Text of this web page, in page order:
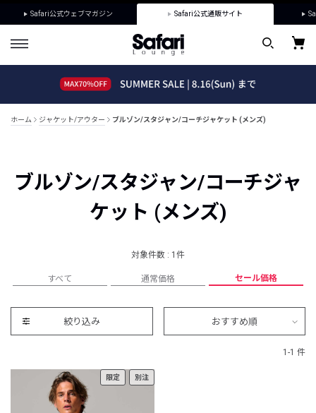
Safari公式ウェブマガジン Safari公式通販サイト
ホーム ジャケット/アウター ブルゾン/スタジャン/コーチジャケット (メンズ)
ブルゾン/スタジャン/コーチジャ
ケット (メンズ)
対象件数 : 1件
すべて 通常価格 セール価格
絞り込み おすすめ順
1-1 件
限定 別注